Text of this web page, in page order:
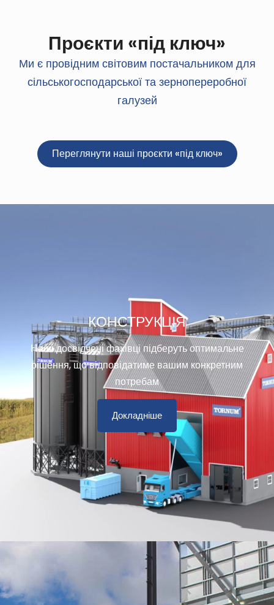
Проєкти «під ключ»
Ми є провідним світовим постачальником для
сільськогосподарської та зернопереробної
галузей
Переглянути наші проєкти «під ключ»
КОНСТРУКЦІЯ
Наші досвідчені фахівці підберуть оптимальне
рішення, що відповідатиме вашим конкретним
потребам
Докладніше